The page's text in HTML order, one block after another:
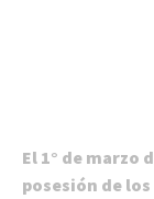
El 1° de marzo
posesión de